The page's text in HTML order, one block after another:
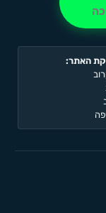
האתר: